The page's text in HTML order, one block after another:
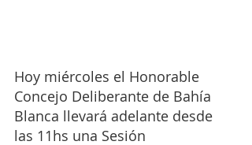
Hoy miércoles el Honorable
Concejo Deliberante de Bahía
Blanca llevará adelante desde
las 11hs una Sesión